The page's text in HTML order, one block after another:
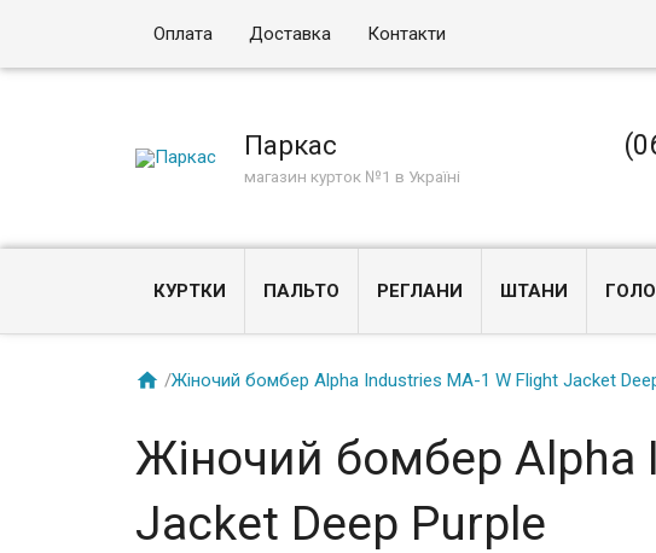
Оплата Доставка Контакти
Паркас
магазин курток №1 в Україні
КУРТКИ ПАЛЬТО РЕГЛАНИ ШТАНИ
 /Жіночий бомбер Alpha Industries MA-1 W Flight Jacket
Жіночий бомбер Alpha
Jacket Deep Purple